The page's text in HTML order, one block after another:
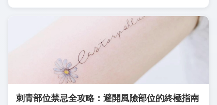
刺青部位禁忌全攻略：避開風險部位的終極指南